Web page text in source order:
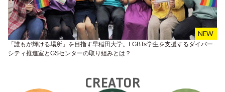
「誰もが輝ける場所」を目指す早稲田大学。LGBTs学生を支援するダイバー
シティ推進室とGSセンターの取り組みとは？
CREATOR